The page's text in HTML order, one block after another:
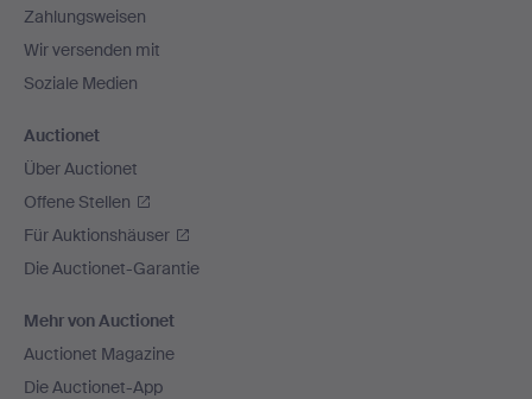
Zahlungsweisen
Wir versenden mit
Soziale Medien
Auctionet
Über Auctionet
Offene Stellen
Für Auktionshäuser
Die Auctionet-Garantie
Mehr von Auctionet
Auctionet Magazine
Die Auctionet-App